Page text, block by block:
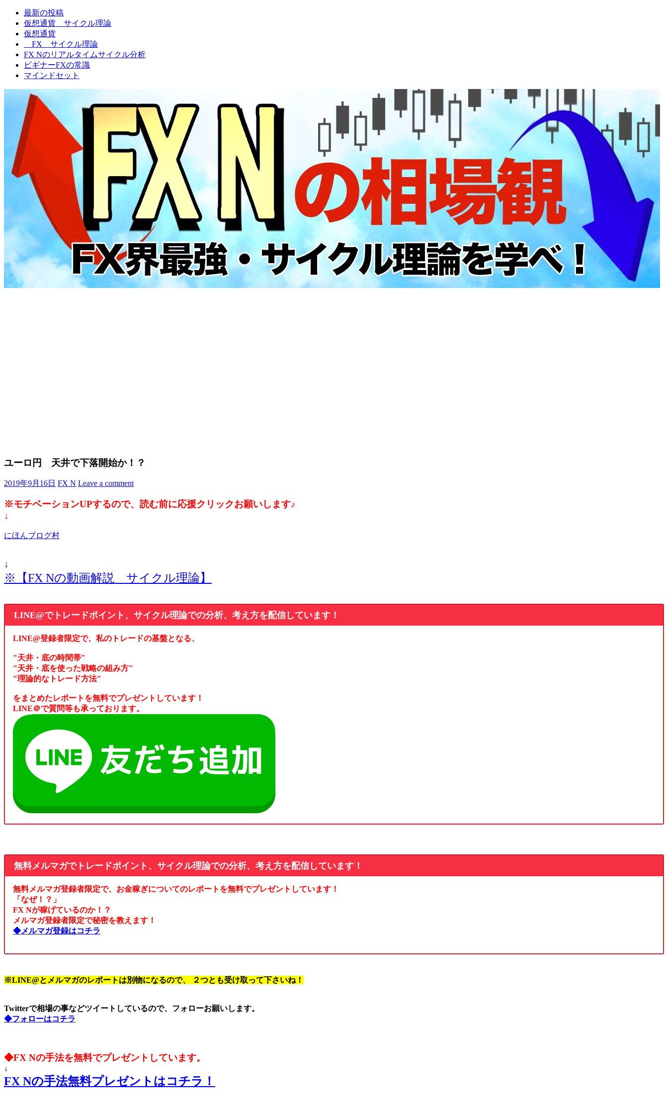
FXNの相場観
最新の投稿
仮想通貨 サイクル理論
仮想通貨
FX サイクル理論
FX Nのリアルタイムサイクル分析
ビギナーFXの常識
マインドセット
ユーロ円 天井で下落開始か！？
2019年9月16日 FX N Leave a comment
※モチベーションUPするので、読む前に応援クリックお願いします♪
↓
にほんブログ村
↓
※【FX Nの動画解説 サイクル理論】
LINE@でトレードポイント、サイクル理論での分析、考え方を配信しています！
LINE@登録者限定で、私のトレードの基盤となる、
"天井・底の時間帯"
"天井・底を使った戦略の組み方"
"理論的なトレード方法"
をまとめたレポートを無料でプレゼントしています！
LINE＠で質問等も承っております。
無料メルマガでトレードポイント、サイクル理論での分析、考え方を配信しています！
無料メルマガ登録者限定で、お金稼ぎについてのレポートを無料でプレゼントしています！
「なぜ！？」
FX Nが稼げているのか！？
メルマガ登録者限定で秘密を教えます！
◆メルマガ登録はコチラ
※LINE@とメルマガのレポートは別物になるので、 ２つとも受け取って下さいね！
Twitterで相場の事などツイートしているので、フォローお願いします。
◆フォローはコチラ
◆FX Nの手法を無料でプレゼントしています。
↓
FX Nの手法無料プレゼントはコチラ！